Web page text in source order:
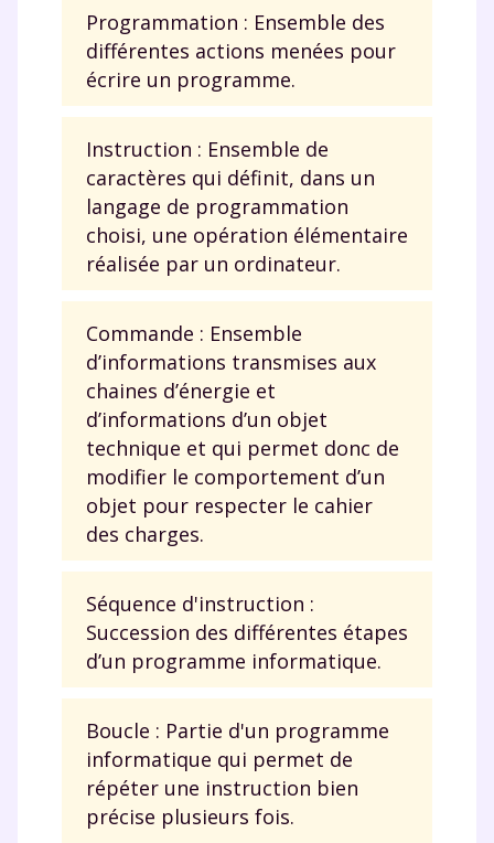
Programmation : Ensemble des
différentes actions menées pour
écrire un programme.
Instruction : Ensemble de
caractères qui définit, dans un
langage de programmation
choisi, une opération élémentaire
réalisée par un ordinateur.
Commande : Ensemble
d’informations transmises aux
chaines d’énergie et
d’informations d’un objet
technique et qui permet donc de
modifier le comportement d’un
objet pour respecter le cahier
des charges.
Séquence d'instruction :
Succession des différentes étapes
d’un programme informatique.
Boucle : Partie d'un programme
informatique qui permet de
répéter une instruction bien
précise plusieurs fois.
Fermer
Envie de progresser